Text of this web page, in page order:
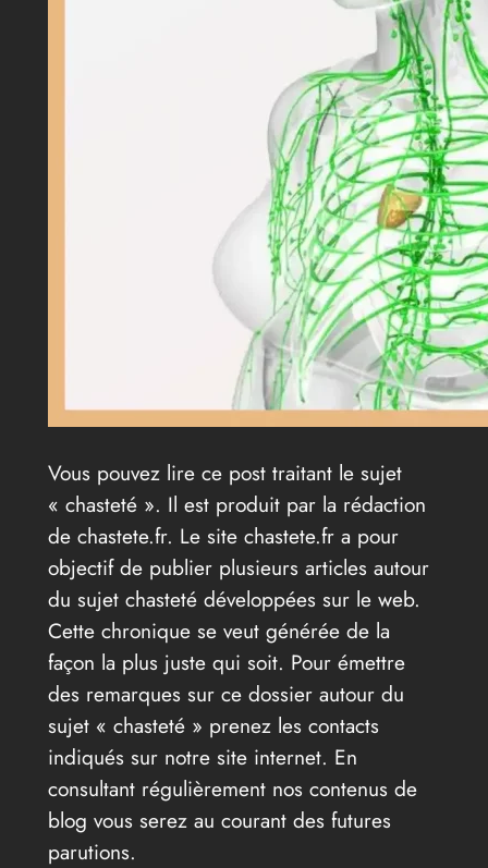
Vous pouvez lire ce post traitant le sujet
« chasteté ». Il est produit par la rédaction
de chastete.fr. Le site chastete.fr a pour
objectif de publier plusieurs articles autour
du sujet chasteté développées sur le web.
Cette chronique se veut générée de la
façon la plus juste qui soit. Pour émettre
des remarques sur ce dossier autour du
sujet « chasteté » prenez les contacts
indiqués sur notre site internet. En
consultant régulièrement nos contenus de
blog vous serez au courant des futures
parutions.